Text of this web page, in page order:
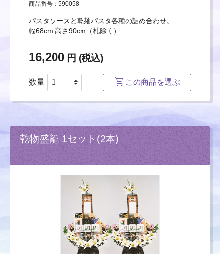
商品番号：590058
パスタソースと乾麺パスタ各種の詰め合わせ。
幅68cm 高さ90cm（札除く）
16,200 円 (税込)
数量 この商品を選ぶ
乾物盛籠 1セット(2本)